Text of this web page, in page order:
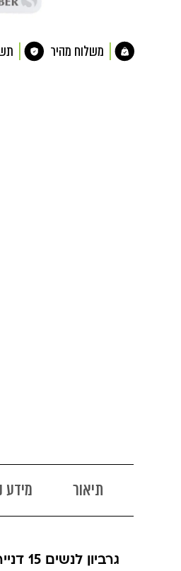
משלוח מהיר
תיאור מידע
גרביון לנשים 15 דנייר של המותג 'דנייר' מבית 'גרבי שרייבר', הוא לא עוד גרביון לנשים. הוא 'הגרביון' המושלם לנשים.